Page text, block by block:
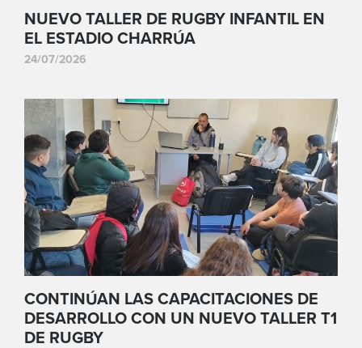
NUEVO TALLER DE RUGBY INFANTIL EN
EL ESTADIO CHARRÚA
24/07/2026
CONTINÚAN LAS CAPACITACIONES DE
DESARROLLO CON UN NUEVO TALLER T1
DE RUGBY